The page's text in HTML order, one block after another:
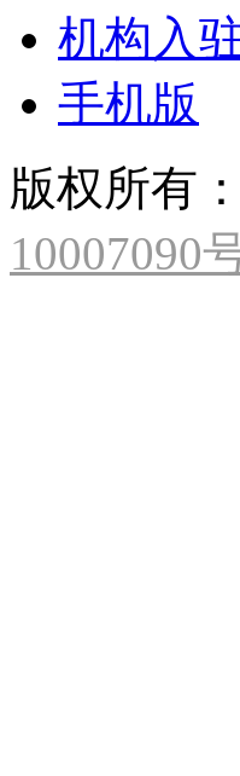
机构入
手机版
版权所有
10007090